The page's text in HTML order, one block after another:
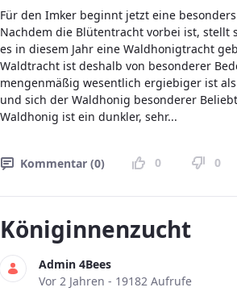
Für den Imker beginnt jetzt eine
Nachdem die Blütentracht vorbei ist, stellt
es in diesem Jahr eine Waldhonigtracht
Waldtracht ist deshalb von besonderer
mengenmäßig wesentlich ergiebiger ist
und sich der Waldhonig besonderer
Waldhonig ist ein dunkler, sehr...
Kommentar (0) 0 0
Königinnenzucht
Admin 4Bees
Publikationsdatum
Vor 2 Jahren - 19182 Aufrufe